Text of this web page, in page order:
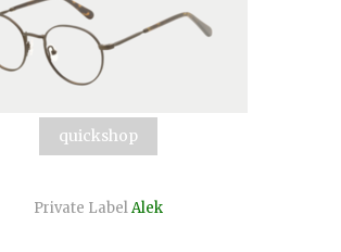
quickshop
Private Label Alek